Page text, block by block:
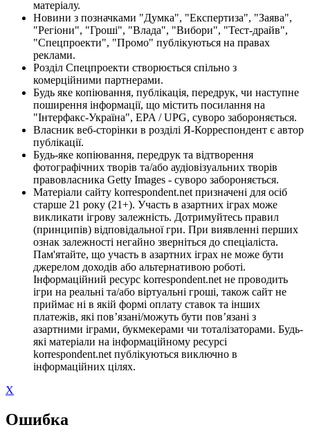
матеріалу.
Новини з позначками "Думка", "Експертиза", "Заява",
"Регіони", "Гроші", "Влада", "Вибори", "Тест-драйв",
"Спецпроекти", "Промо" публікуються на правах
реклами.
Розділ Спецпроекти створюється спільно з
комерційними партнерами.
Будь яке копіювання, публікація, передрук, чи наступне
поширення інформації, що містить посилання на
"Інтерфакс-Україна", EPA / UPG, суворо забороняється.
Власник веб-сторінки в розділі Я-Корреспондент є автор
публікації.
Будь-яке копіювання, передрук та відтворення
фотографічних творів та/або аудіовізуальних творів
правовласника Getty Images - суворо забороняється.
Матеріали сайту korrespondent.net призначені для осіб
старше 21 року (21+). Участь в азартних іграх може
викликати ігрову залежність. Дотримуйтесь правил
(принципів) відповідальної гри. При виявленні перших
ознак залежності негайно зверніться до спеціаліста.
Пам'ятайте, що участь в азартних іграх не може бути
джерелом доходів або альтернативою роботі.
Інформаційний ресурс korrespondent.net не проводить
ігри на реальні та/або віртуальні гроші, також сайт не
приймає ні в якій формі оплату ставок та інших
платежів, які пов’язані/можуть бути пов’язані з
азартними іграми, букмекерами чи тоталізаторами. Будь-
які матеріали на інформаційному ресурсі
korrespondent.net публікуються виключно в
інформаційних цілях.
X
Ошибка